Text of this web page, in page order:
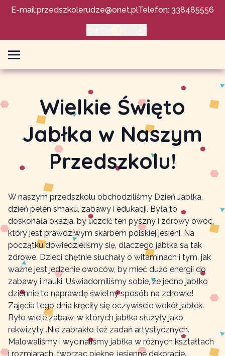
E-mail:przedszkolerudze@onet.plTelefon: 338485556
Wielkie Święto
Jabłka w Naszym
Przedszkolu!
W naszym przedszkolu obchodziliśmy Dzień Jabłka,
dzień pełen smaku, zabawy i edukacji. Była to
doskonała okazja, by uczcić ten pyszny i zdrowy owoc,
który jest prawdziwym skarbem polskiej jesieni. Na
początku dowiedzieliśmy się, dlaczego jabłka są tak
zdrowe. Dzieci chętnie słuchały o witaminach i tym, jak
ważne jest jedzenie owoców, by mieć dużo energii do
zabawy i nauki. Uświadomiliśmy sobie, że jedno jabłko
dziennie to naprawdę świetny sposób na zdrowie!
Zajęcia tego dnia kręciły się oczywiście wokół jabłek.
Było wiele zabaw, w których jabłka służyły jako
rekwizyty .Nie zabrakło też zadań artystycznych.
Malowaliśmy i wycinaliśmy jabłka w różnych kształtach
i rozmiarach, tworząc piękne, jesienne dekoracje.